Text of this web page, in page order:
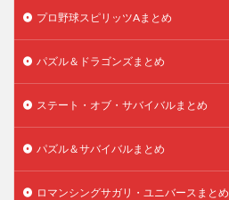
プロ野球スピリッツAまとめ
パズル＆ドラゴンズまとめ
ステート・オブ・サバイバルまとめ
パズル＆サバイバルまとめ
ロマンシングサガリ・ユニバースまとめ